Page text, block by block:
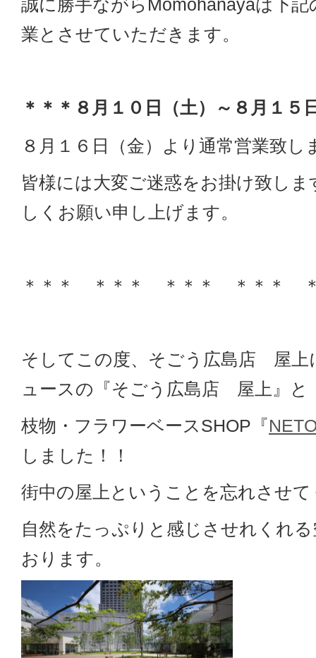
誠に勝手ながらMomohanayaは下記
業とさせていただきます。
＊＊＊８月１０日（土）～８月１５
８月１６日（金）より通常営業致し
皆様には大変ご迷惑をお掛け致し
しくお願い申し上げます。
＊＊＊ ＊＊＊ ＊＊＊ ＊＊＊
そしてこの度、そごう広島店 屋上
ュースの『そごう広島店 屋上』と
枝物・フラワーベースSHOP『
しました！！
街中の屋上ということを忘れさせ
自然をたっぷりと感じさせれくれ
おります。